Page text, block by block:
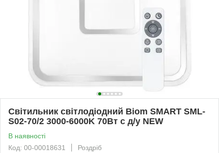
Світильник світлодіодний Biom SMART SML-
S02-70/2 3000-6000K 70Вт с д/у NEW
В наявності
Код: 00-00018631
Роздріб